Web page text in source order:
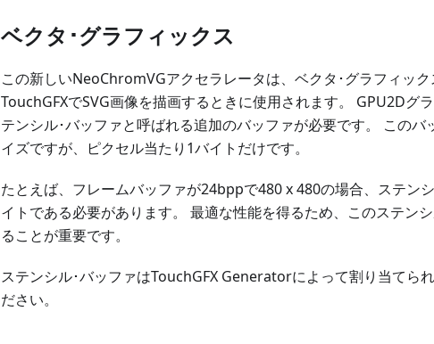
ベクタ･グラフィックス
この新しいNeoChromVGアクセラレータは、ベクタ･グラフィック
TouchGFXでSVG画像を描画するときに使用されます。 GPU2Dグ
テンシル･バッファと呼ばれる追加のバッファが必要です。 この
イズですが、ピクセル当たり1バイトだけです。
たとえば、フレームバッファが24bppで480 x 480の場合、ステン
イトである必要があります。 最適な性能を得るため、このステン
ることが重要です。
ステンシル･バッファはTouchGFX Generatorによって割り当てられ
ださい。